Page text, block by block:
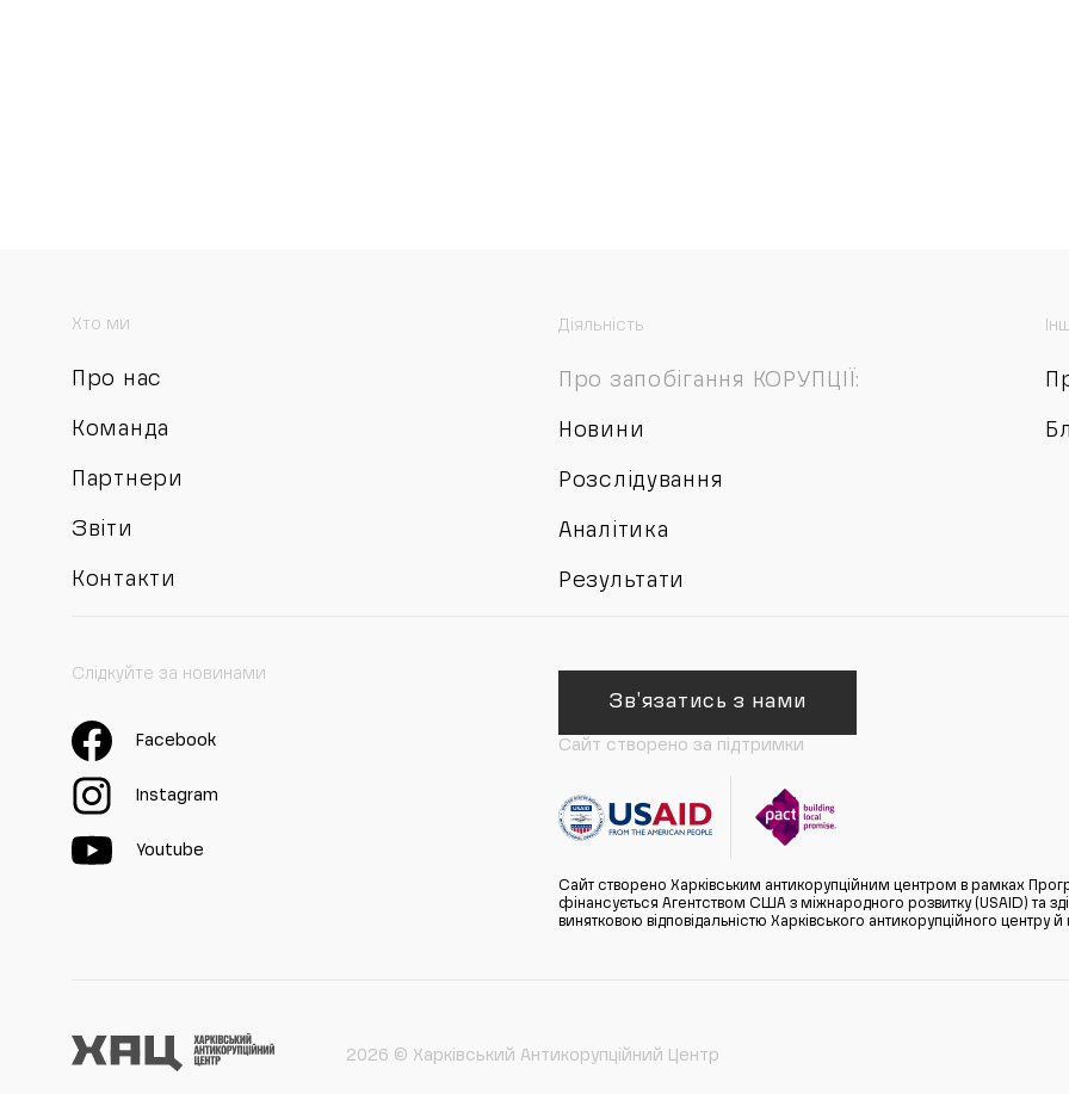
Хто ми
Про нас
Команда
Партнери
Звіти
Контакти
Діяльність
Про запобігання КОРУПЦІЇ:
Новини
Розслідування
Аналітика
Результати
Слідкуйте за новинами
Facebook
Instagram
Youtube
Зв'язатись з нами
Сайт створено за підтримки
Сайт створено Харківським антикорупційним центром в рамках
фінансується Агентством США з міжнародного розвитку (USAID) та
винятковою відповідальністю Харківського антикорупційного
2026 © Харківський Антикорупційний Центр